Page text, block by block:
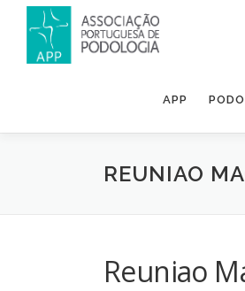
APP
REUNIAO
Reuniao